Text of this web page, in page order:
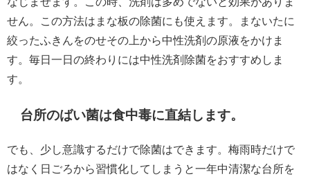
せん。この方法はまな板の除菌にも使えます。まないたに
絞ったふきんをのせその上から中性洗剤の原液をかけま
す。毎日一日の終わりには中性洗剤除菌をおすすめしま
す。
台所のばい菌は食中毒に直結します。
でも、少し意識するだけで除菌はできます。梅雨時だけで
はなく日ごろから習慣化してしまうと一年中清潔な台所を